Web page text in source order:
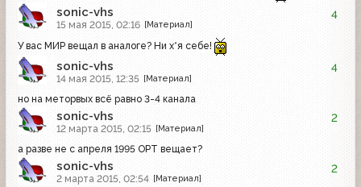
sonic-vhs
15 мая 2015, 02:16 [Материал]
4
У вас МИР вещал в аналоге? Ни х*я себе!
sonic-vhs
14 мая 2015, 12:35 [Материал]
4
но на меторвых всё равно 3-4 канала
sonic-vhs
12 марта 2015, 02:15 [Материал]
2
а разве не с апреля 1995 ОРТ вещает?
sonic-vhs
2 марта 2015, 02:54 [Материал]
2